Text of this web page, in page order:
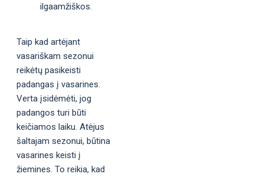
ilgaamžiškos.
Taip kad artėjant
vasariškam sezonui
reikėtų pasikeisti
padangas į vasarines.
Verta įsidėmėti, jog
padangos turi būti
keičiamos laiku. Atėjus
šaltajam sezonui, būtina
vasarines keisti į
žiemines. To reikia, kad